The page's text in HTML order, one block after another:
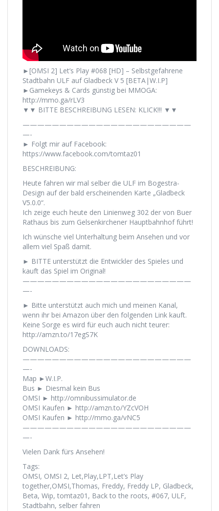
►[OMSI 2] Let’s Play #068 [HD] – Selbstgefahrene
Stadtbahn ULF auf Gladbeck V 5 [BETA|W.I.P]
►Gamekeys & Cards günstig bei MMOGA:
http://mmo.ga/rLV3
▼▼ BITTE BESCHREIBUNG LESEN: KLICK!!! ▼▼
———————————————————————
—-
► Folgt mir auf Facebook:
https://www.facebook.com/tomtaz01
BESCHREIBUNG:
Heute fahren wir mal selber die ULF im Bogestra-
Design auf der bald erscheinenden Karte „Gladbeck
V5.0.0“.
Ich zeige euch heute den Linienweg 302 der von Buer
Rathaus bis zum Gelsenkirchener Hauptbahnhof führt!
Ich wünsche viel Unterhaltung beim Ansehen und vor
allem viel Spaß damit.
► BITTE unterstützt die Entwickler des Spieles und
kauft das Spiel im Original!
———————————————————————
—-
► Bitte unterstützt auch mich und meinen Kanal,
wenn ihr bei Amazon über den folgenden Link kauft.
Keine Sorge es wird für euch auch nicht teurer:
http://amzn.to/17egS7K
DOWNLOADS:
———————————————————————
—-
Map ►W.I.P.
Bus ► Diesmal kein Bus
OMSI ► http://omnibussimulator.de
OMSI Kaufen ► http://amzn.to/YZcVOH
OMSI Kaufen ► http://mmo.ga/vNC5
———————————————————————
—-
Vielen Dank fürs Ansehen!
Tags:
OMSI, OMSI 2, Let,Play,LPT,Let’s Play
together,OMSI,Thomas, Freddy, Freddy LP, Gladbeck,
Beta, Wip, tomtaz01, Back to the roots, #067, ULF,
Stadtbahn, selber fahren